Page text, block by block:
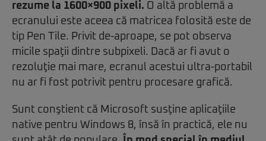
rezume la 1600×900 pixeli. O altă problemă a
ecranului este aceea că matricea folosită este de
tip Pen Tile. Privit de-aproape, se pot observa
micile spaţii dintre subpixeli. Dacă ar fi avut o
rezoluţie mai mare, ecranul acestui ultra-portabil
nu ar fi fost potrivit pentru procesare grafică.
Sunt conştient că Microsoft susţine aplicaţiile
native pentru Windows 8, însă în practică, ele nu